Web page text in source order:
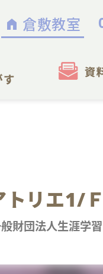
home 倉敷教室
リエ1/Ｆ
団法人生涯学